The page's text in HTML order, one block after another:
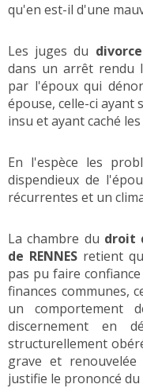
qu'en est-il d'une
Les juges du divorce
dans un arrêt rendu
par l'époux qui
épouse, celle-ci ayant
insu et ayant caché
En l'espèce les
dispendieux de
récurrentes et un
La chambre du droit
de RENNESretient
pas pu faire
finances communes,
un comportement
discernement en
structurellement
grave et
justifie le prononcé du